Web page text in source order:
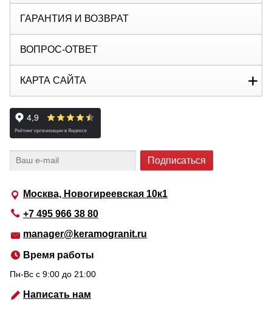
Москва, Новогиреевская 10к1
+7 495 966 38 80
manager@keramogranit.ru
Время работы
Пн-Вс c 9:00 до 21:00
Написать нам
ГАРАНТИЯ И ВОЗВРАТ
ВОПРОС-ОТВЕТ
КАРТА САЙТА